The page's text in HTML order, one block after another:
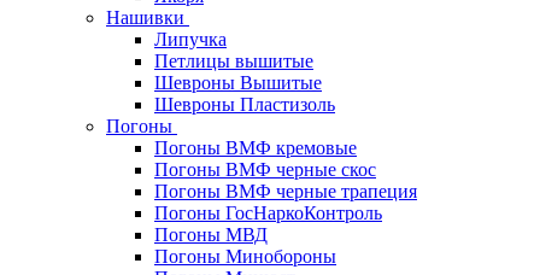
Нашивки
Липучка
Петлицы вышитые
Шевроны Вышитые
Шевроны Пластизоль
Погоны
Погоны ВМФ кремовые
Погоны ВМФ черные скос
Погоны ВМФ черные трапеция
Погоны ГосНаркоКонтроль
Погоны МВД
Погоны Минобороны